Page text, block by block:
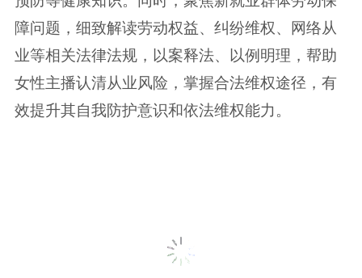
障问题，细致解读劳动权益、纠纷维权、网络从
业等相关法律法规，以案释法、以例明理，帮助
女性主播认清从业风险，掌握合法维权途径，有
效提升其自我防护意识和依法维权能力。